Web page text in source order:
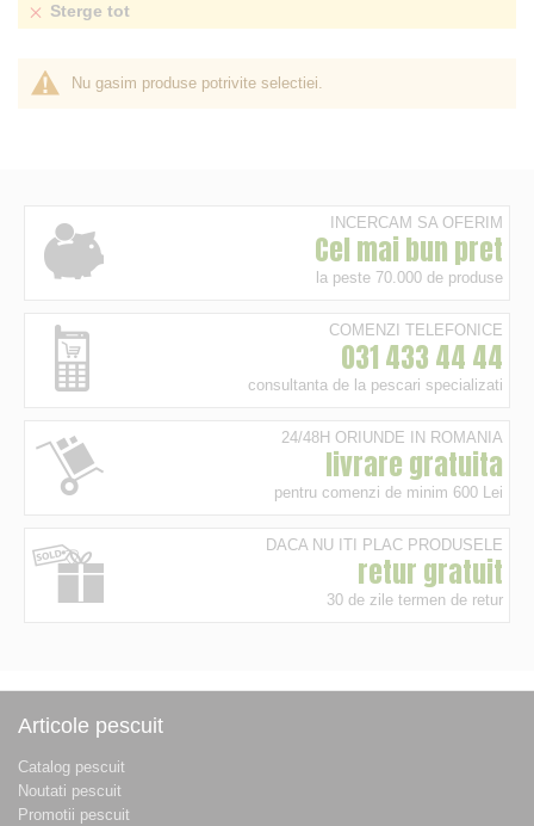
Nu gasim produse potrivite selectiei.
Sterge tot
INCERCAM SA OFERIM
Cel mai bun pret
la peste 70.000 de produse
COMENZI TELEFONICE
031 433 44 44
consultanta de la pescari specializati
24/48H ORIUNDE IN ROMANIA
livrare gratuita
pentru comenzi de minim 600 Lei
DACA NU ITI PLAC PRODUSELE
retur gratuit
30 de zile termen de retur
Articole pescuit
Catalog pescuit
Noutati pescuit
Promotii pescuit